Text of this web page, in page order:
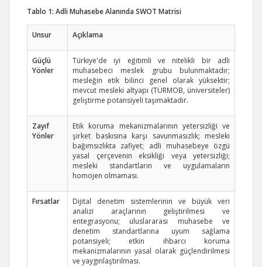
Tablo 1: Adli Muhasebe Alanında SWOT Matrisi
Unsur Açıklama
Güçlü
Yönler
Türkiye'de iyi eğitimli ve nitelikli bir adli
muhasebeci meslek grubu bulunmaktadır;
mesleğin etik bilinci genel olarak yüksektir;
mevcut mesleki altyapı (TÜRMOB, üniversiteler)
geliştirme potansiyeli taşımaktadır.
Zayıf
Yönler
Etik koruma mekanizmalarının yetersizliği ve
şirket baskısına karşı savunmasızlık; mesleki
bağımsızlıkta zafiyet; adli muhasebeye özgü
yasal çerçevenin eksikliği veya yetersizliği;
mesleki standartların ve uygulamaların
homojen olmaması.
Fırsatlar
Dijital denetim sistemlerinin ve büyük veri
analizi araçlarının geliştirilmesi ve
entegrasyonu; uluslararası muhasebe ve
denetim standartlarına uyum sağlama
potansiyeli; etkin ihbarcı koruma
mekanizmalarının yasal olarak güçlendirilmesi
ve yaygınlaştırılması.